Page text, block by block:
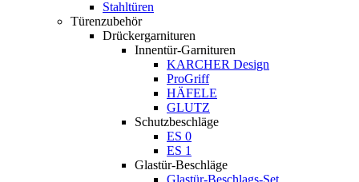
Stahltüren
Türenzubehör
Drückergarnituren
Innentür-Garnituren
KARCHER Design
ProGriff
HÄFELE
GLUTZ
Schutzbeschläge
ES 0
ES 1
Glastür-Beschläge
Glastür-Beschlags-Set